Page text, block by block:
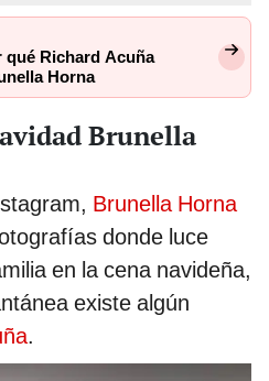
qué Richard Acuña
Horna
Brunella
Brunella Horna
donde luce
en la cena navideña,
existe algún
.